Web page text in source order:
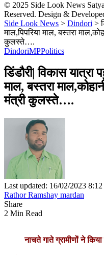
© 2025 Side Look News
Reserved. Design &
Side Look News > Dindori >
माल,पिपरिया माल, बस्तरा
कुलस्ते….
DindoriMPPolitics
डिंडौरी| विकास यात्रा
माल, बस्तरा
मंत्री कुलस्ते….
Last updated: 16/02/2023
Rathor Ramshay mardan
Share
2 Min Read
नाचते गाते ग्रामीणों ने